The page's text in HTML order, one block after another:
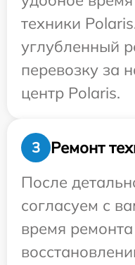
техники
углубленный
перевозку за
центр Polaris.
3
Ремонт
После
согласуем с
время